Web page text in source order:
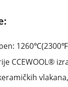
1260℃(2300℉
CCEWOOL®